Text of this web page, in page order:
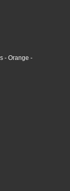
- Orange -